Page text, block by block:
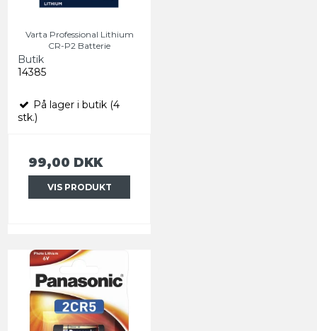
Varta Professional Lithium
CR-P2 Batterie
Butik
14385
På lager i butik (4
stk.)
99,00 DKK
VIS PRODUKT